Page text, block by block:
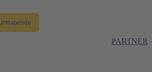
PARTNER